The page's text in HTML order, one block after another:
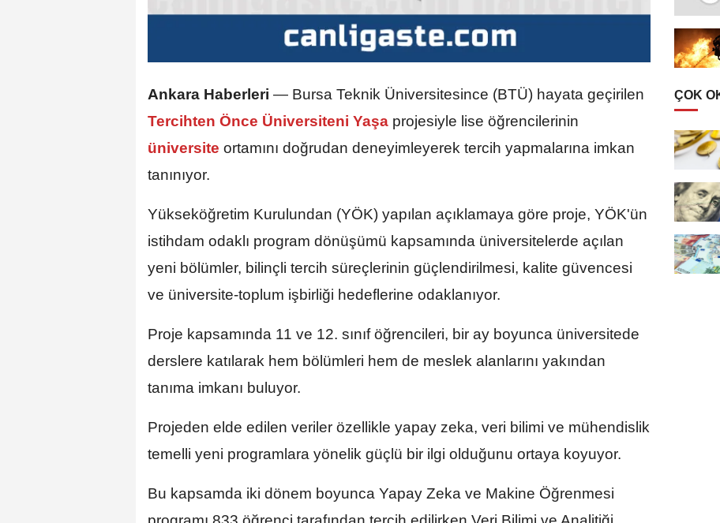
Ankara Haberleri — Bursa Teknik Üniversitesince (BTÜ) hayata geçirilen
Tercihten Önce Üniversiteni Yaşa projesiyle lise öğrencilerinin
üniversite ortamını doğrudan deneyimleyerek tercih yapmalarına imkan
tanınıyor.
Yükseköğretim Kurulundan (YÖK) yapılan açıklamaya göre proje, YÖK'ün
istihdam odaklı program dönüşümü kapsamında üniversitelerde açılan
yeni bölümler, bilinçli tercih süreçlerinin güçlendirilmesi, kalite güvencesi
ve üniversite-toplum işbirliği hedeflerine odaklanıyor.
Proje kapsamında 11 ve 12. sınıf öğrencileri, bir ay boyunca üniversitede
derslere katılarak hem bölümleri hem de meslek alanlarını yakından
tanıma imkanı buluyor.
Projeden elde edilen veriler özellikle yapay zeka, veri bilimi ve mühendislik
temelli yeni programlara yönelik güçlü bir ilgi olduğunu ortaya koyuyor.
Bu kapsamda iki dönem boyunca Yapay Zeka ve Makine Öğrenmesi
ÇOK